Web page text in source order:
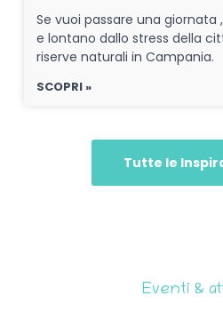
Se vuoi passare una
e lontano dallo stress della
riserve naturali in Campania.
SCOPRI »
Tutte le
Eventi &